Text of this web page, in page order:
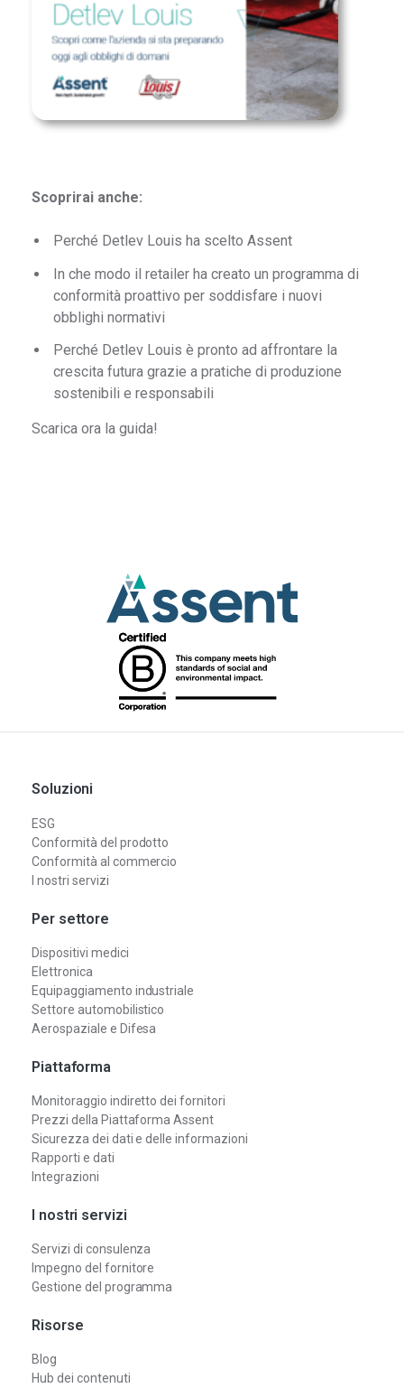
Scoprirai anche:
Perché Detlev Louis ha scelto Assent
In che modo il retailer ha creato un programma di
conformità proattivo per soddisfare i nuovi
obblighi normativi
Perché Detlev Louis è pronto ad affrontare la
crescita futura grazie a pratiche di produzione
sostenibili e responsabili
Scarica ora la guida!
Soluzioni
ESG
Conformità del prodotto
Conformità al commercio
I nostri servizi
Per settore
Dispositivi medici
Elettronica
Equipaggiamento industriale
Settore automobilistico
Aerospaziale e Difesa
Piattaforma
Monitoraggio indiretto dei fornitori
Prezzi della Piattaforma Assent
Sicurezza dei dati e delle informazioni
Rapporti e dati
Integrazioni
I nostri servizi
Servizi di consulenza
Impegno del fornitore
Gestione del programma
Risorse
Blog
Hub dei contenuti